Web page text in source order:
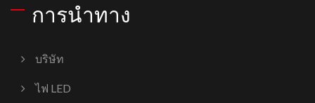
การนำทาง
บริษัท
ไฟ LED